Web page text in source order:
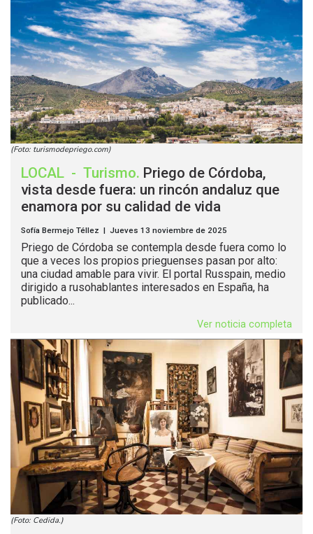
(Foto: turismodepriego.com)
LOCAL - Turismo. Priego de Córdoba,
vista desde fuera: un rincón andaluz que
enamora por su calidad de vida
Sofía Bermejo Téllez | Jueves 13 noviembre de 2025
Priego de Córdoba se contempla desde fuera como lo
que a veces los propios prieguenses pasan por alto:
una ciudad amable para vivir. El portal Russpain, medio
dirigido a rusohablantes interesados en España, ha
publicado...
Ver noticia completa
(Foto: Cedida.)